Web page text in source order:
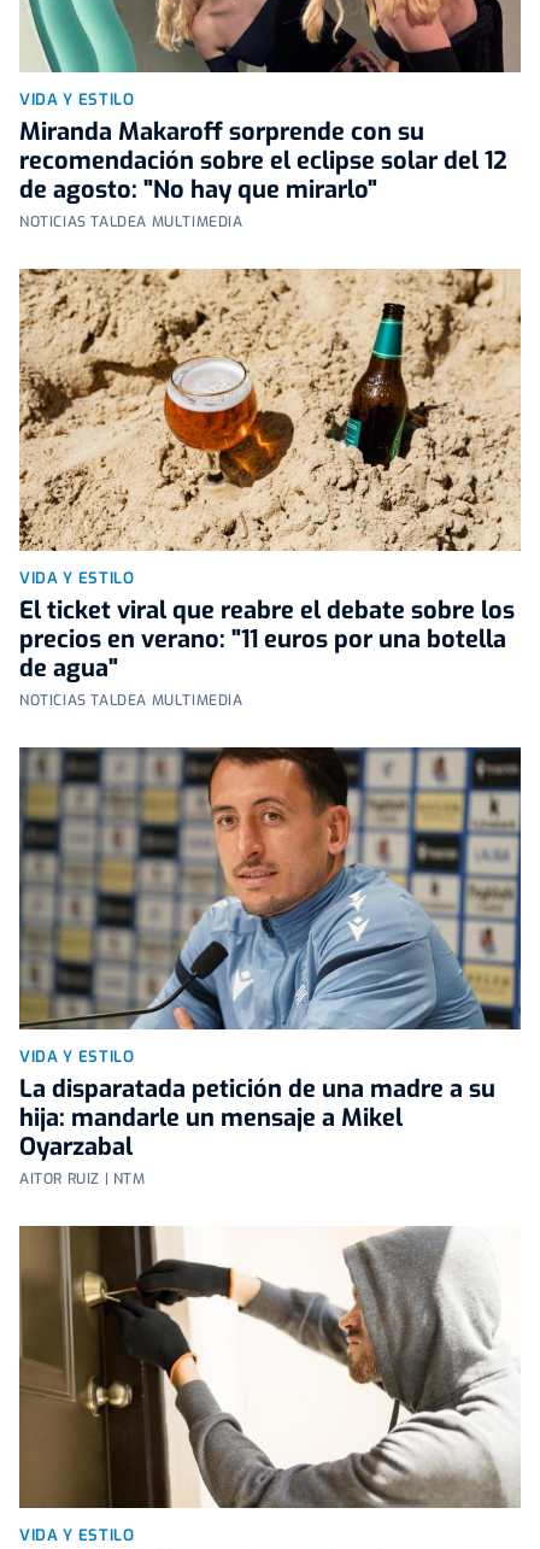
VIDA Y ESTILO
Miranda Makaroff sorprende con su
recomendación sobre el eclipse solar del 12
de agosto: "No hay que mirarlo"
NOTICIAS TALDEA MULTIMEDIA
VIDA Y ESTILO
El ticket viral que reabre el debate sobre los
precios en verano: "11 euros por una botella
de agua"
NOTICIAS TALDEA MULTIMEDIA
VIDA Y ESTILO
La disparatada petición de una madre a su
hija: mandarle un mensaje a Mikel
Oyarzabal
AITOR RUIZ | NTM
VIDA Y ESTILO